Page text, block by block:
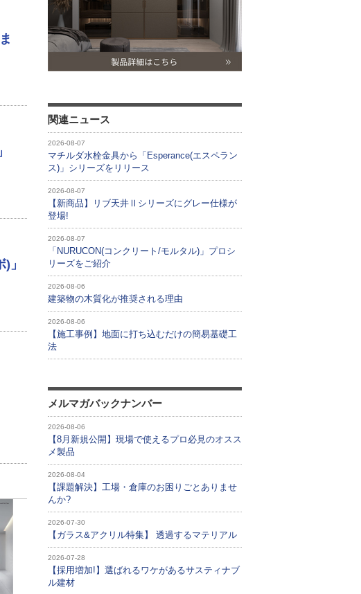
」
関連ニュース
2026-08-07
マチルダ水栓金具から「Esperance(エスペラン
ス)」シリーズをリリース
2026-08-07
【新商品】リブ天井Ⅱシリーズにグレー仕様が
登場!
2026-08-07
「NURUCON(コンクリート/モルタル)」プロシ
リーズをご紹介
2026-08-06
建築物の木質化が推奨される理由
2026-08-06
【施工事例】地面に打ち込むだけの簡易基礎工
法
メルマガバックナンバー
2026-08-06
【8月新規公開】現場で使えるプロ必見のオスス
メ製品
2026-08-04
【課題解決】工場・倉庫のお困りごとありませ
んか?
2026-07-30
【ガラス&アクリル特集】 透過するマテリアル
2026-07-28
【採用増加!】選ばれるワケがあるサスティナブ
ル建材